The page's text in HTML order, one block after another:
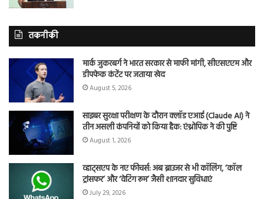
तकनीकी
मार्क जुकरबर्ग ने भारत सरकार से माफी मांगी, सीएसएएम और
डीपफेक कंटेंट पर जताया खेद
August 5, 2026
साइबर सुरक्षा परीक्षण के दौरान क्लॉड एआई (Claude AI) ने
तीन असली कंपनियों को किया हैक: एंथ्रोपिक ने की पुष्टि
August 1, 2026
व्हाट्सएप के नए फीचर्स: अब ब्राउजर से भी कॉलिंग, ‘कॉल
ट्रांसफर’ और ‘वेटिंग रूम’ जैसी शानदार सुविधाएं
July 29, 2026